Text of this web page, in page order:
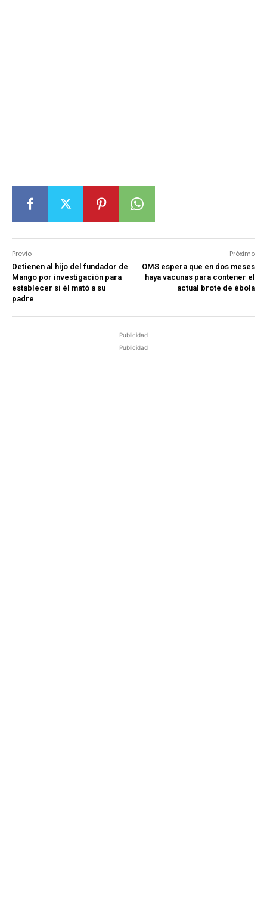
Previo
Detienen al hijo del fundador de
Mango por investigación para
establecer si él mató a su
padre
Próximo
OMS espera que en dos meses
haya vacunas para contener el
actual brote de ébola
Publicidad
Publicidad